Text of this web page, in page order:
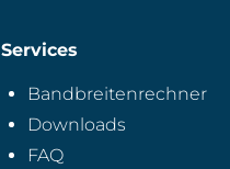
Services
Bandbreitenrechner
Downloads
FAQ